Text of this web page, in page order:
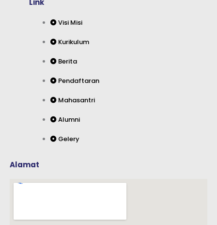
u
i
n
o
k
Link
Visi Misi
Kurikulum
Berita
Pendaftaran
Mahasantri
Alumni
Gelery
Alamat